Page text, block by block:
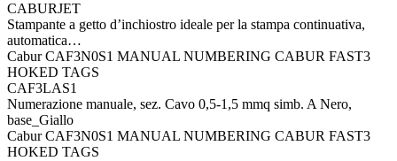
CABURJET
Stampante a getto d’inchiostro ideale per la stampa continuativa,
automatica…
Cabur CAF3N0S1 MANUAL NUMBERING CABUR FAST3
HOKED TAGS
CAF3LAS1
Numerazione manuale, sez. Cavo 0,5-1,5 mmq simb. A Nero,
base_Giallo
Cabur CAF3N0S1 MANUAL NUMBERING CABUR FAST3
HOKED TAGS